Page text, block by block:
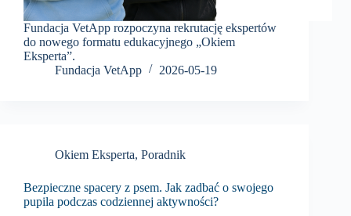
Fundacja VetApp rozpoczyna rekrutację ekspertów
do nowego formatu edukacyjnego „Okiem
Eksperta”.
Fundacja VetApp
2026-05-19
Okiem Eksperta, Poradnik
Bezpieczne spacery z psem. Jak zadbać o swojego
pupila podczas codziennej aktywności?